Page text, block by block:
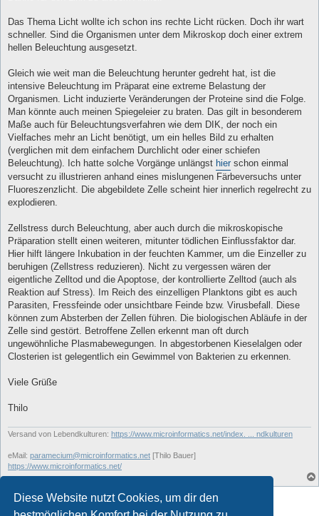
Diese Website nutzt Cookies, um dir den
Das Thema Licht wollte ich schon ins rechte Licht rücken. Doch ihr wart
schneller. Sind die Organismen unter dem Mikroskop doch einer extrem
hellen Beleuchtung ausgesetzt.
Gleich wie weit man die Beleuchtung herunter gedreht hat, ist die
intensive Beleuchtung im Präparat eine extreme Belastung der
Organismen. Licht induzierte Veränderungen der Proteine sind die Folge.
Man könnte auch meinen Spiegeleier zu braten. Das gilt in besonderem
Maße auch für Beleuchtungsverfahren wie dem DIK, der noch ein
Vielfaches mehr an Licht benötigt, um ein helles Bild zu erhalten
(verglichen mit dem einfachem Durchlicht oder einer schiefen
Beleuchtung). Ich hatte solche Vorgänge unlängst hier schon einmal
versucht zu illustrieren anhand eines mislungenen Färbeversuchs unter
Fluoreszenzlicht. Die abgebildete Zelle scheint hier innerlich regelrecht zu
explodieren.
Zellstress durch Beleuchtung, aber auch durch die mikroskopische
Präparation stellt einen weiteren, mitunter tödlichen Einflussfaktor dar.
Hier hilft längere Inkubation in der feuchten Kammer, um die Einzeller zu
beruhigen (Zellstress reduzieren). Nicht zu vergessen wären der
eigentliche Zelltod und die Apoptose, der kontrollierte Zelltod (auch als
Reaktion auf Stress). Im Reich des einzelligen Planktons gibt es auch
Parasiten, Fressfeinde oder unsichtbare Feinde bzw. Virusbefall. Diese
können zum Absterben der Zellen führen. Die biologischen Abläufe in der
Zelle sind gestört. Betroffene Zellen erkennt man oft durch
ungewöhnliche Plasmabewegungen. In abgestorbenen Kieselalgen oder
Closterien ist gelegentlich ein Gewimmel von Bakterien zu erkennen.
Viele Grüße
Thilo
Versand von Lebendkulturen: https://www.microinformatics.net/index. ... ndkulturen
eMail: paramecium@microinformatics.net [Thilo Bauer]
https://www.microinformatics.net/
Antworten